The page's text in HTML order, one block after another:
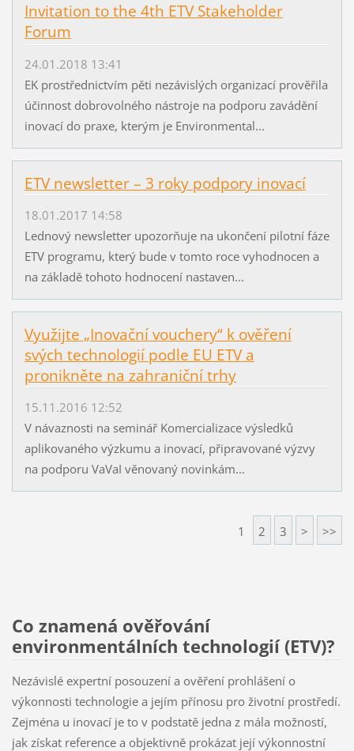
Invitation to the 4th ETV Stakeholder
Forum
24.01.2018 13:41
EK prostřednictvím pěti nezávislých organizací prověřila
účinnost dobrovolného nástroje na podporu zavádění
inovací do praxe, kterým je Environmental...
ETV newsletter – 3 roky podpory inovací
18.01.2017 14:58
Lednový newsletter upozorňuje na ukončení pilotní fáze
ETV programu, který bude v tomto roce vyhodnocen a
na základě tohoto hodnocení nastaven...
Využijte „Inovační vouchery“ k ověření
svých technologií podle EU ETV a
pronikněte na zahraniční trhy
15.11.2016 12:52
V návaznosti na seminář Komercializace výsledků
aplikovaného výzkumu a inovací, připravované výzvy
na podporu VaVaI věnovaný novinkám...
1 2 3 > >>
Co znamená ověřování
environmentálních technologií (ETV)?
Nezávislé expertní posouzení a ověření prohlášení o
výkonnosti technologie a jejím přínosu pro životní prostředí.
Zejména u inovací je to v podstatě jedna z mála možností,
jak získat reference a objektivně prokázat její výkonnostní